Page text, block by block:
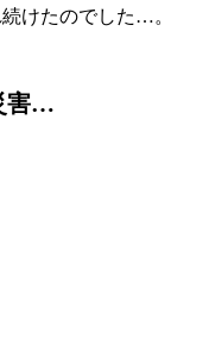
けたのでした…。
害…